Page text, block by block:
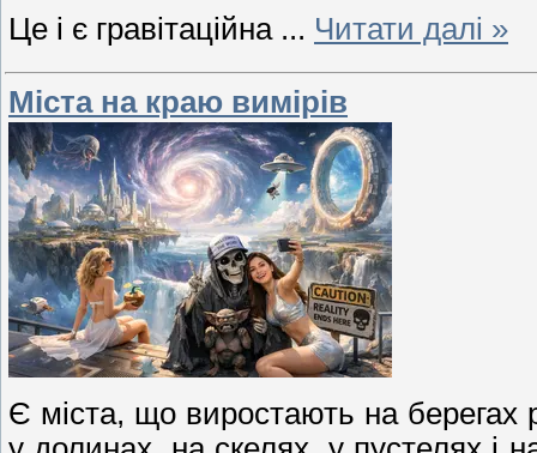
Це і є гравітаційна ... Читати далі »
Міста на краю вимірів
Є міста, що виростають на берегах